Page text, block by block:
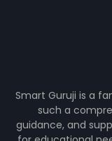
Smart Guruji is a
such a
guidance, and